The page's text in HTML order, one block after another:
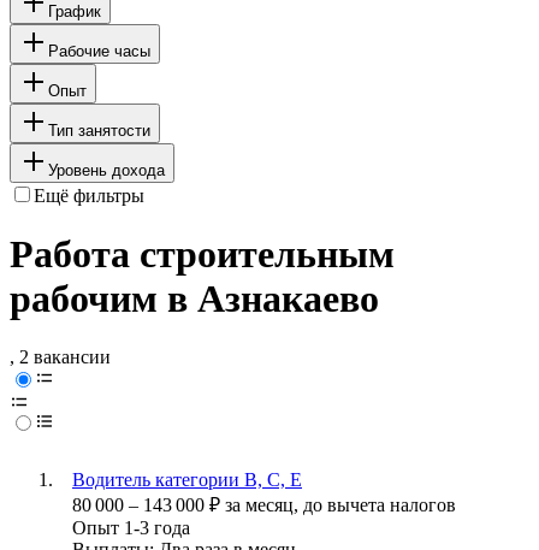
График
Рабочие часы
Опыт
Тип занятости
Уровень дохода
Ещё фильтры
Работа строительным
рабочим в Азнакаево
, 2 вакансии
Водитель категории В, С, Е
80 000 – 143 000 ₽ за месяц, до вычета налогов
Опыт 1-3 года